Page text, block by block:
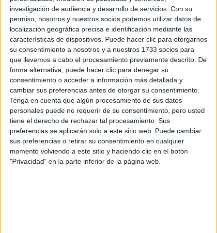
investigación de audiencia y desarrollo de servicios. Con su
permiso, nosotros y nuestros socios podemos utilizar datos de
localización geográfica precisa e identificación mediante las
características de dispositivos. Puede hacer clic para otorgarnos
su consentimiento a nosotros y a nuestros 1733 socios para
que llevemos a cabo el procesamiento previamente descrito. De
forma alternativa, puede hacer clic para denegar su
consentimiento o acceder a información más detallada y
cambiar sus preferencias antes de otorgar su consentimiento.
Tenga en cuenta que algún procesamiento de sus datos
personales puede no requerir de su consentimiento, pero usted
tiene el derecho de rechazar tal procesamiento. Sus
preferencias se aplicarán solo a este sitio web. Puede cambiar
sus preferencias o retirar su consentimiento en cualquier
momento volviendo a este sitio y haciendo clic en el botón
"Privacidad" en la parte inferior de la página web.
CERT
Internacionales
Campeonatos Autonómicos
Históricos
Dakar
RallyCross
Circuitos
F1
Fórmula E
F2 / F3 / F4
Resistencia
Indycar
Otros
Producto